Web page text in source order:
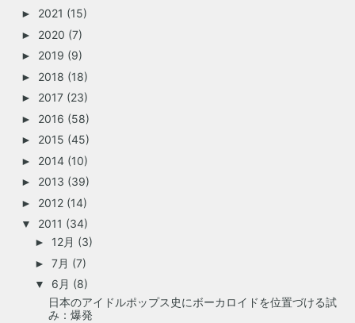
► 2021 (15)
► 2020 (7)
► 2019 (9)
► 2018 (18)
► 2017 (23)
► 2016 (58)
► 2015 (45)
► 2014 (10)
► 2013 (39)
► 2012 (14)
▼ 2011 (34)
► 12月 (3)
► 7月 (7)
▼ 6月 (8)
日本のアイドルポップス史にボーカロイドを位置づける試
み：爆発